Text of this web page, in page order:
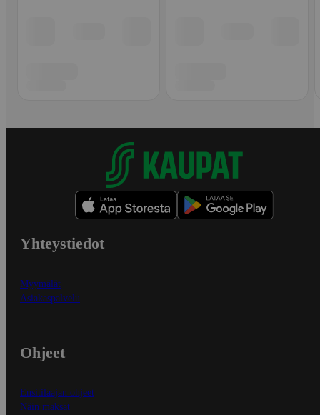
Yhteystiedot
Myymälät
Asiakaspalvelu
Ohjeet
Ensitilaajan ohjeet
Näin maksat